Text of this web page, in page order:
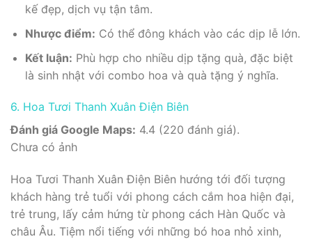
kế đẹp, dịch vụ tận tâm.
Nhược điểm: Có thể đông khách vào các dịp lễ lớn.
Kết luận: Phù hợp cho nhiều dịp tặng quà, đặc biệt
là sinh nhật với combo hoa và quà tặng ý nghĩa.
6. Hoa Tươi Thanh Xuân Điện Biên
Đánh giá Google Maps: 4.4 (220 đánh giá).
Chưa có ảnh
Hoa Tươi Thanh Xuân Điện Biên hướng tới đối tượng
khách hàng trẻ tuổi với phong cách cắm hoa hiện đại,
trẻ trung, lấy cảm hứng từ phong cách Hàn Quốc và
châu Âu. Tiệm nổi tiếng với những bó hoa nhỏ xinh,